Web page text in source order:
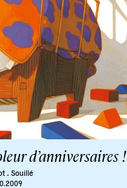
d’anniversaires !
. Souillé